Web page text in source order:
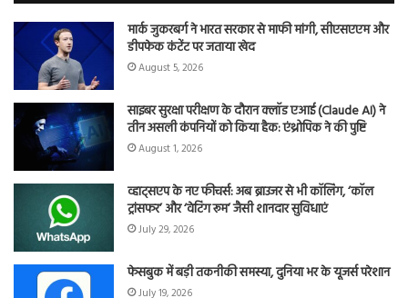
मार्क जुकरबर्ग ने भारत सरकार से माफी मांगी, सीएसएएम और
डीपफेक कंटेंट पर जताया खेद
August 5, 2026
साइबर सुरक्षा परीक्षण के दौरान क्लॉड एआई (Claude AI) ने
तीन असली कंपनियों को किया हैक: एंथ्रोपिक ने की पुष्टि
August 1, 2026
व्हाट्सएप के नए फीचर्स: अब ब्राउजर से भी कॉलिंग, ‘कॉल
ट्रांसफर’ और ‘वेटिंग रूम’ जैसी शानदार सुविधाएं
July 29, 2026
फेसबुक में बड़ी तकनीकी समस्या, दुनिया भर के यूजर्स परेशान
July 19, 2026